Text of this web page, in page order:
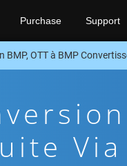
Purchase Support
BMP, OTT à BMP
Via